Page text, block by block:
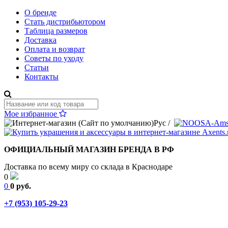
О бренде
Стать дистрибьютором
Таблица размеров
Доставка
Оплата и возврат
Советы по уходу
Статьи
Контакты
Мое избранное
Рус /
ОФИЦИАЛЬНЫЙ МАГАЗИН БРЕНДА В РФ
Доставка по всему миру со склада в Краснодаре
0
0 0 руб.
+7 (953) 105-29-23